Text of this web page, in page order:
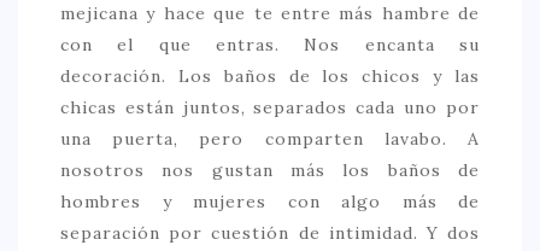
mejicana y hace que te entre más hambre de
con el que entras. Nos encanta su
decoración. Los baños de los chicos y las
chicas están juntos, separados cada uno por
una puerta, pero comparten lavabo. A
nosotros nos gustan más los baños de
hombres y mujeres con algo más de
separación por cuestión de intimidad. Y dos